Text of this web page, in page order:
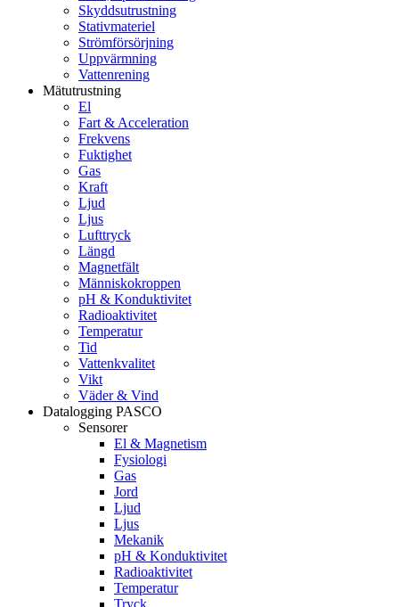
Skyddsutrustning
Stativmateriel
Strömförsörjning
Uppvärmning
Vattenrening
Mätutrustning
El
Fart & Acceleration
Frekvens
Fuktighet
Gas
Kraft
Ljud
Ljus
Lufttryck
Längd
Magnetfält
Människokroppen
pH & Konduktivitet
Radioaktivitet
Temperatur
Tid
Vattenkvalitet
Vikt
Väder & Vind
Datalogging PASCO
Sensorer
El & Magnetism
Fysiologi
Gas
Jord
Ljud
Ljus
Mekanik
pH & Konduktivitet
Radioaktivitet
Temperatur